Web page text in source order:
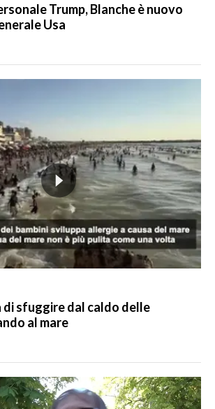
Trump, Blanche è nuovo
Usa
di sfuggire dal caldo delle
al mare